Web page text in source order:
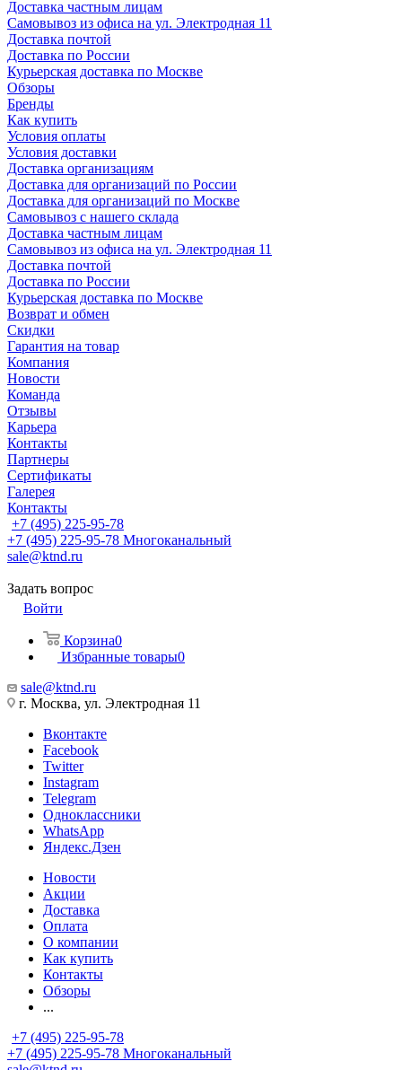
Доставка частным лицам
Самовывоз из офиса на ул. Электродная 11
Доставка почтой
Доставка по России
Курьерская доставка по Москве
Обзоры
Бренды
Как купить
Условия оплаты
Условия доставки
Доставка организациям
Доставка для организаций по России
Доставка для организаций по Москве
Самовывоз с нашего склада
Доставка частным лицам
Самовывоз из офиса на ул. Электродная 11
Доставка почтой
Доставка по России
Курьерская доставка по Москве
Возврат и обмен
Скидки
Гарантия на товар
Компания
Новости
Команда
Отзывы
Карьера
Контакты
Партнеры
Сертификаты
Галерея
Контакты
+7 (495) 225-95-78
+7 (495) 225-95-78 Многоканальный
sale@ktnd.ru
Задать вопрос
Войти
Корзина0
Избранные товары0
sale@ktnd.ru
г. Москва, ул. Электродная 11
Вконтакте
Facebook
Twitter
Instagram
Telegram
Одноклассники
WhatsApp
Яндекс.Дзен
Новости
Акции
Доставка
Оплата
О компании
Как купить
Контакты
Обзоры
...
+7 (495) 225-95-78
+7 (495) 225-95-78 Многоканальный